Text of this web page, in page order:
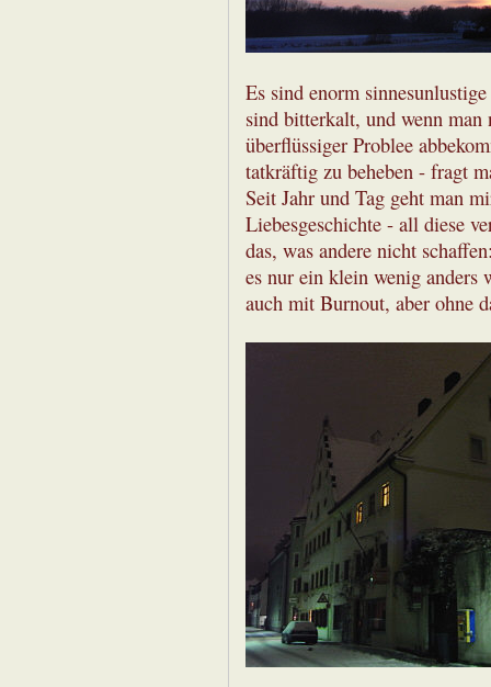
Es sind enorm
sind bitterkalt, und wenn man
überflüssiger Problee
tatkräftig zu beheben - fragt
Seit Jahr und Tag geht man
Liebesgeschichte - all diese
das, was andere nicht
es nur ein klein wenig anders
auch mit Burnout, aber ohne